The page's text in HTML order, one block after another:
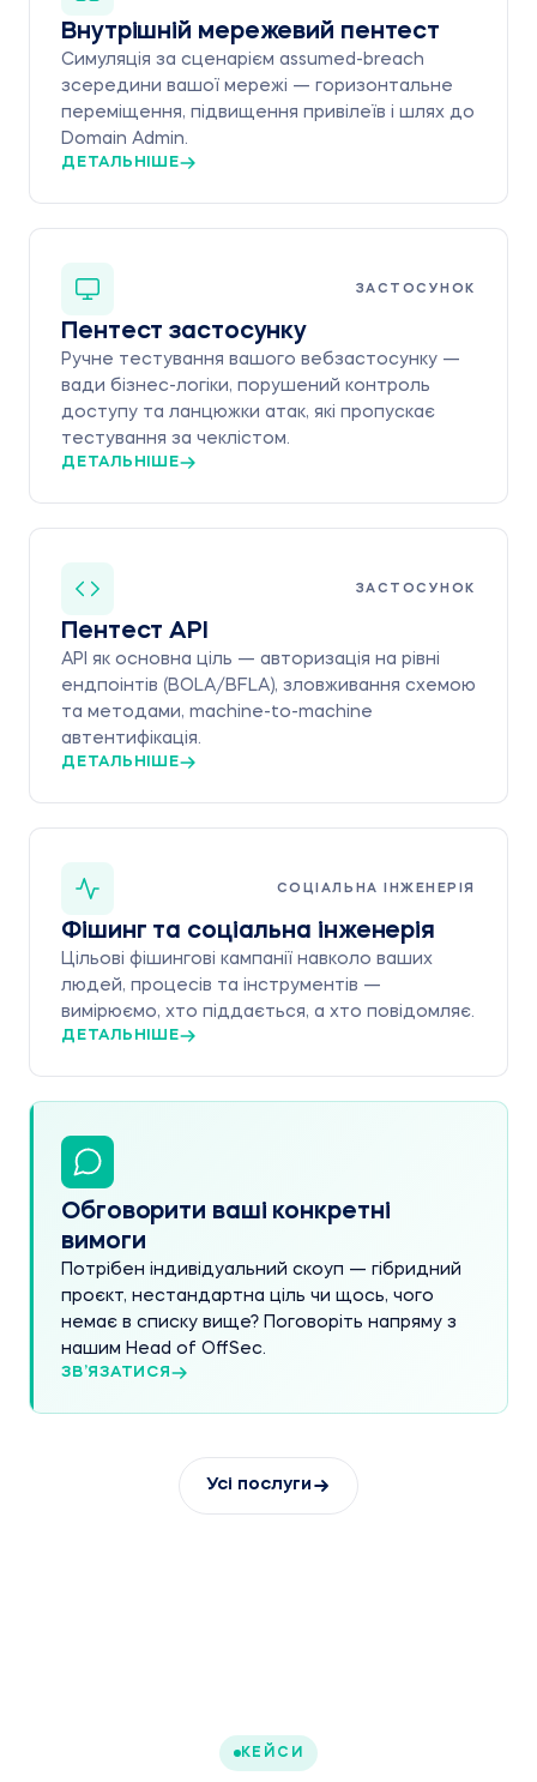
Внутрішній мережевий пентест
Симуляція за сценарієм assumed-breach
зсередини вашої мережі — горизонтальне
переміщення, підвищення привілеїв і шлях до
Domain Admin.
ДЕТАЛЬНІШЕ
ЗАСТОСУНОК
Пентест застосунку
Ручне тестування вашого вебзастосунку —
вади бізнес-логіки, порушений контроль
доступу та ланцюжки атак, які пропускає
тестування за чеклістом.
ДЕТАЛЬНІШЕ
ЗАСТОСУНОК
Пентест API
API як основна ціль — авторизація на рівні
ендпоінтів (BOLA/BFLA), зловживання схемою
та методами, machine-to-machine
автентифікація.
ДЕТАЛЬНІШЕ
СОЦІАЛЬНА ІНЖЕНЕРІЯ
Фішинг та соціальна інженерія
Цільові фішингові кампанії навколо ваших
людей, процесів та інструментів —
вимірюємо, хто піддається, а хто повідомляє.
ДЕТАЛЬНІШЕ
Обговорити ваші конкретні
вимоги
Потрібен індивідуальний скоуп — гібридний
проєкт, нестандартна ціль чи щось, чого
немає в списку вище? Поговоріть напряму з
нашим Head of OffSec.
ЗВ’ЯЗАТИСЯ
Усі послуги
КЕЙСИ